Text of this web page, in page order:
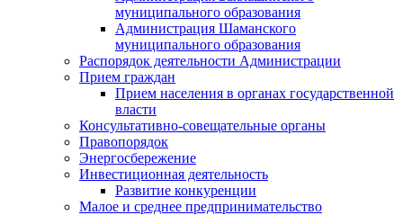
муниципального образования
Администрация Шаманского
муниципального образования
Распорядок деятельности Администрации
Прием граждан
Прием населения в органах государственной
власти
Консультативно-совещательные органы
Правопорядок
Энергосбережение
Инвестиционная деятельность
Развитие конкуренции
Малое и среднее предпринимательство